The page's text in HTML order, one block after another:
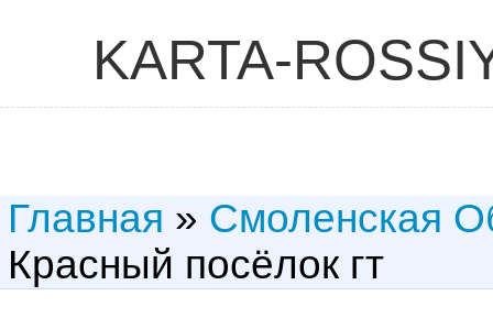
KARTA-
Главная » Смоленская
Красный посёлок гт